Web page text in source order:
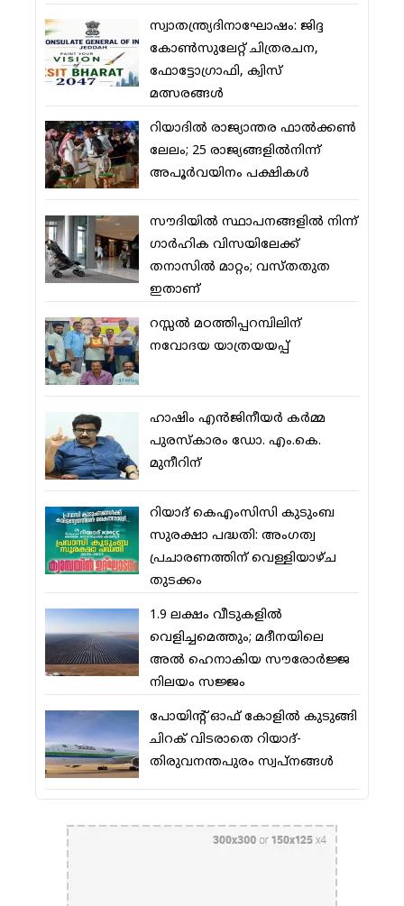
സ്വാതന്ത്ര്യദിനാഘോഷം: ജിദ്ദ
കോണ്‍സുലേറ്റ് ചിത്രരചന,
ഫോട്ടോഗ്രാഫി, ക്വിസ്
മത്സരങ്ങള്‍
റിയാദില്‍ രാജ്യാന്തര ഫാല്‍ക്കണ്‍
ലേലം; 25 രാജ്യങ്ങളില്‍നിന്ന്
അപൂര്‍വയിനം പക്ഷികള്‍
സൗദിയില്‍ സ്ഥാപനങ്ങളില്‍ നിന്ന്
ഗാര്‍ഹിക വിസയിലേക്ക്
തനാസില്‍ മാറ്റം; വസ്തതുത
ഇതാണ്
റസ്സല്‍ മഠത്തിപ്പറമ്പിലിന്
നവോദയ യാത്രയയപ്പ്
ഹാഷിം എന്‍ജിനീയര്‍ കര്‍മ്മ
പുരസ്‌കാരം ഡോ. എം.കെ.
മുനീറിന്
റിയാദ് കെഎംസിസി കുടുംബ
സുരക്ഷാ പദ്ധതി: അംഗത്വ
പ്രചാരണത്തിന് വെള്ളിയാഴ്ച
തുടക്കം
1.9 ലക്ഷം വീടുകളില്‍
വെളിച്ചമെത്തും; മദീനയിലെ
അല്‍ ഹെനാകിയ സൗരോര്‍ജ്ജ
നിലയം സജ്ജം
പോയിന്റ് ഓഫ് കോളില്‍ കുടുങ്ങി
ചിറക് വിടരാതെ റിയാദ്-
തിരുവനന്തപുരം സ്വപ്നങ്ങള്‍